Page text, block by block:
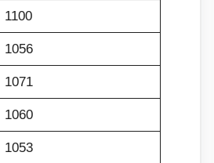
1100
1056
1071
1060
1053